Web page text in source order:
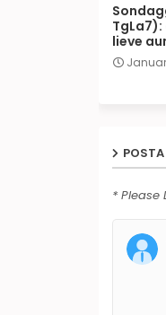
lieve
* Please